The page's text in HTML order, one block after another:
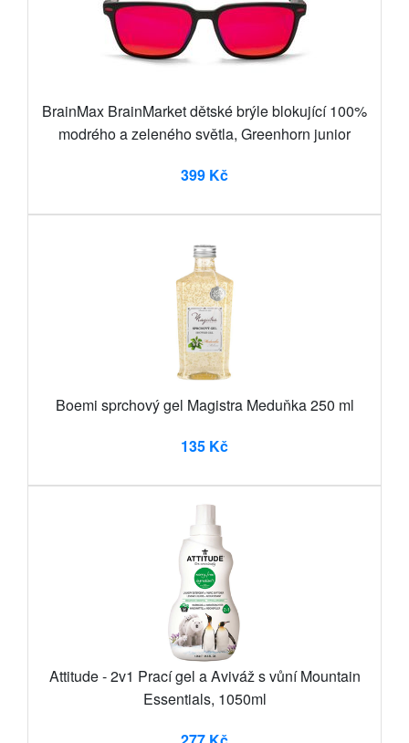
BrainMax BrainMarket dětské brýle blokující 100%
modrého a zeleného světla, Greenhorn junior
399 Kč
Boemi sprchový gel Magistra Meduňka 250 ml
135 Kč
Attitude - 2v1 Prací gel a Aviváž s vůní Mountain
Essentials, 1050ml